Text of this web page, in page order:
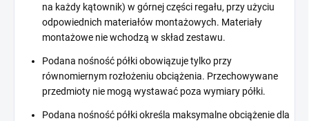
na każdy kątownik) w górnej części regału, przy użyciu
odpowiednich materiałów montażowych. Materiały
montażowe nie wchodzą w skład zestawu.
Podana nośność półki obowiązuje tylko przy
równomiernym rozłożeniu obciążenia. Przechowywane
przedmioty nie mogą wystawać poza wymiary półki.
Podana nośność półki określa maksymalne obciążenie dla